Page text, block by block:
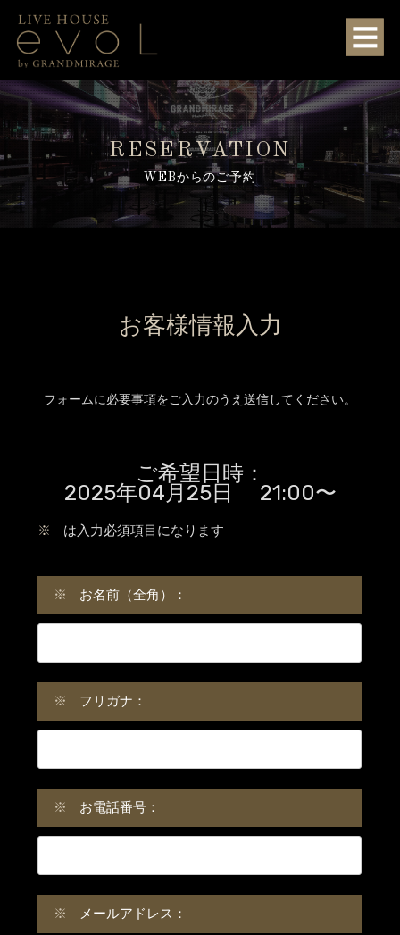
RESERVATION
WEBからのご予約
お客様情報入力
フォームに必要事項をご入力のうえ送信してください。
ご希望日時：
2025年04月25日 21:00〜
※ は入力必須項目になります
※ お名前（全角）：
※ フリガナ：
※ お電話番号：
※ メールアドレス：